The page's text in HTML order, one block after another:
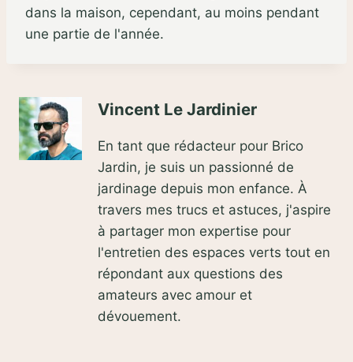
dans la maison, cependant, au moins pendant
une partie de l'année.
Vincent Le Jardinier
En tant que rédacteur pour Brico
Jardin, je suis un passionné de
jardinage depuis mon enfance. À
travers mes trucs et astuces, j'aspire
à partager mon expertise pour
l'entretien des espaces verts tout en
répondant aux questions des
amateurs avec amour et
dévouement.